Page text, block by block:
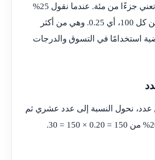
النسبة المئوية تعني جزءًا من مئة. عندما نقول 25%
فهذا يعني 25 من كل 100، أي 0.25. وهي من أكثر
استخدامًا في التسوق والدرجات
عدد، نحول النسبة إلى عدد عشري ثم